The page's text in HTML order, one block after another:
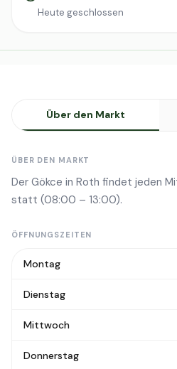
Heute geschlossen
Über den Markt
ÜBER DEN MARKT
Der Gökce in Roth findet jeden
statt (08:00 – 13:00).
ÖFFNUNGSZEITEN
Montag
Dienstag
Mittwoch
Donnerstag